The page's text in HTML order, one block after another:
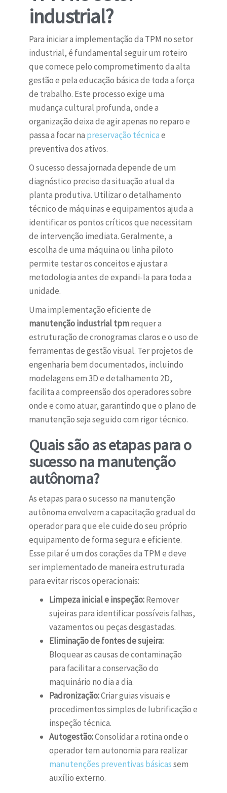
industrial?
Para iniciar a implementação da TPM no setor
industrial, é fundamental seguir um roteiro
que comece pelo comprometimento da alta
gestão e pela educação básica de toda a força
de trabalho. Este processo exige uma
mudança cultural profunda, onde a
organização deixa de agir apenas no reparo e
passa a focar na preservação técnicae
preventiva dos ativos.
O sucesso dessa jornada depende de um
diagnóstico preciso da situação atual da
planta produtiva. Utilizar o detalhamento
técnico de máquinas e equipamentos ajuda a
identificar os pontos críticos que necessitam
de intervenção imediata. Geralmente, a
escolha de uma máquina ou linha piloto
permite testar os conceitos e ajustar a
metodologia antes de expandi-la para toda a
unidade.
Uma implementação eficiente de
manutenção industrial tpmrequer a
estruturação de cronogramas claros e o uso de
ferramentas de gestão visual. Ter projetos de
engenharia bem documentados, incluindo
modelagens em 3D e detalhamento 2D,
facilita a compreensão dos operadores sobre
onde e como atuar, garantindo que o plano de
manutenção seja seguido com rigor técnico.
Quais são as etapas para o
sucesso na manutenção
autônoma?
As etapas para o sucesso na manutenção
autônoma envolvem a capacitação gradual do
operador para que ele cuide do seu próprio
equipamento de forma segura e eficiente.
Esse pilar é um dos corações da TPM e deve
ser implementado de maneira estruturada
para evitar riscos operacionais:
Limpeza inicial e inspeção:Remover
sujeiras para identificar possíveis falhas,
vazamentos ou peças desgastadas.
Eliminação de fontes de sujeira:
Bloquear as causas de contaminação
para facilitar a conservação do
maquinário no dia a dia.
Padronização:Criar guias visuais e
procedimentos simples de lubrificação e
inspeção técnica.
Autogestão:Consolidar a rotina onde o
operador tem autonomia para realizar
manutenções preventivas básicassem
auxílio externo.